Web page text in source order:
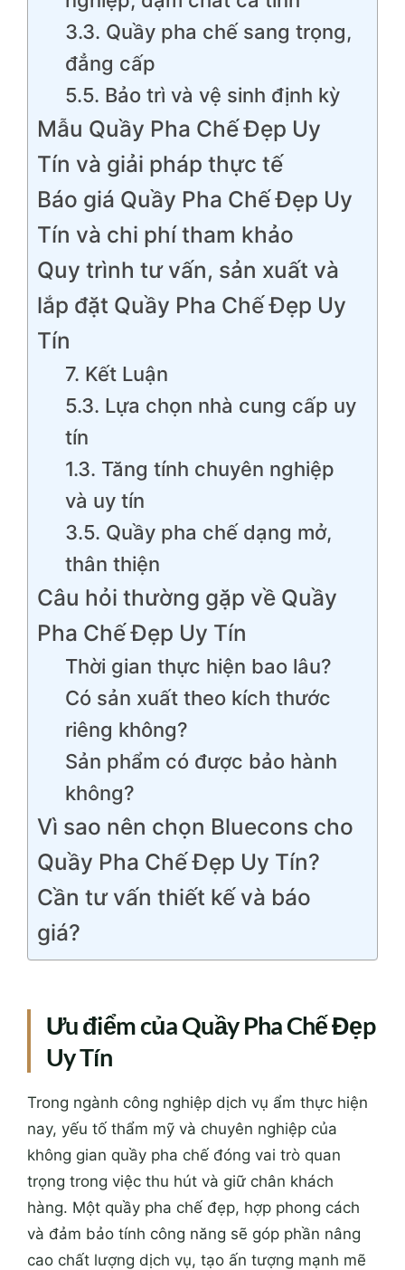
3.3. Quầy pha chế sang trọng,
đẳng cấp
5.5. Bảo trì và vệ sinh định kỳ
Mẫu Quầy Pha Chế Đẹp Uy
Tín và giải pháp thực tế
Báo giá Quầy Pha Chế Đẹp Uy
Tín và chi phí tham khảo
Quy trình tư vấn, sản xuất và
lắp đặt Quầy Pha Chế Đẹp Uy
Tín
7. Kết Luận
5.3. Lựa chọn nhà cung cấp uy
tín
1.3. Tăng tính chuyên nghiệp
và uy tín
3.5. Quầy pha chế dạng mở,
thân thiện
Câu hỏi thường gặp về Quầy
Pha Chế Đẹp Uy Tín
Thời gian thực hiện bao lâu?
Có sản xuất theo kích thước
riêng không?
Sản phẩm có được bảo hành
không?
Vì sao nên chọn Bluecons cho
Quầy Pha Chế Đẹp Uy Tín?
Cần tư vấn thiết kế và báo
giá?
Ưu điểm của Quầy Pha Chế Đẹp
Uy Tín
Trong ngành công nghiệp dịch vụ ẩm thực hiện
nay, yếu tố thẩm mỹ và chuyên nghiệp của
không gian quầy pha chế đóng vai trò quan
trọng trong việc thu hút và giữ chân khách
hàng. Một quầy pha chế đẹp, hợp phong cách
và đảm bảo tính công năng sẽ góp phần nâng
cao chất lượng dịch vụ, tạo ấn tượng mạnh mẽ